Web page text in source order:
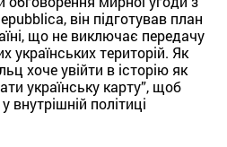
він підготував план
що не виключає передачу
українських територій. Як
хоче увійти в історію як
українську карту”, щоб
внутрішній політиці